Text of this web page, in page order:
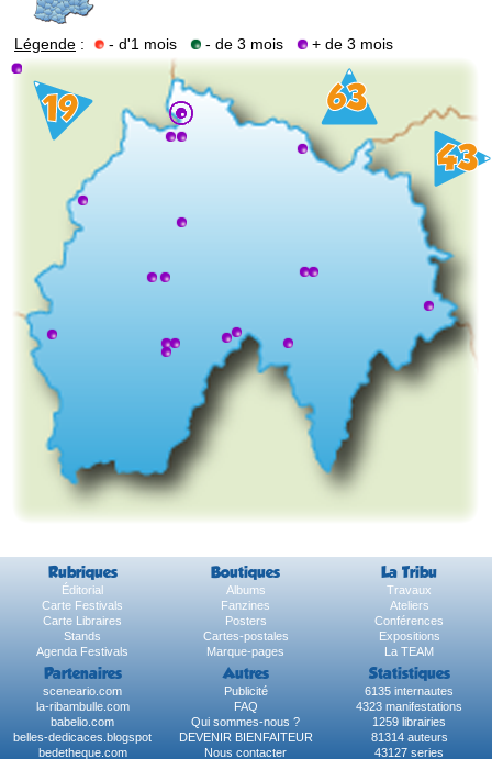
Légende : - d'1 mois - de 3 mois + de 3 mois
Rubriques Boutiques La Tribu
Éditorial Albums
Travaux
Carte Festivals
Fanzines
Ateliers
Carte Libraires
Posters
Conférences
Stands
Cartes-postales
Expositions
Agenda Festivals
Marque-pages La TEAM
Partenaires Autres Statistiques
sceneario.com Publicité
6135 internautes
la-ribambulle.com
FAQ
4323 manifestations
babelio.com
Qui sommes-nous ?
1259 librairies
belles-dedicaces.blogspot
DEVENIR BIENFAITEUR
81314 auteurs
bedetheque.com
Nous contacter 43127 series